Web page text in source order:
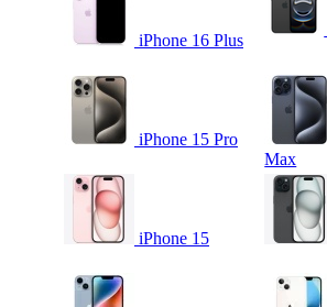
iPhone 16 Plus
iPhone 15 Pro
Max
iPhone 15